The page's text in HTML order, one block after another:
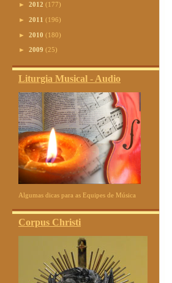
► 2012 (177)
► 2011 (196)
► 2010 (180)
► 2009 (25)
Liturgia Musical - Audio
Algumas dicas para as Equipes de Música
Corpus Christi